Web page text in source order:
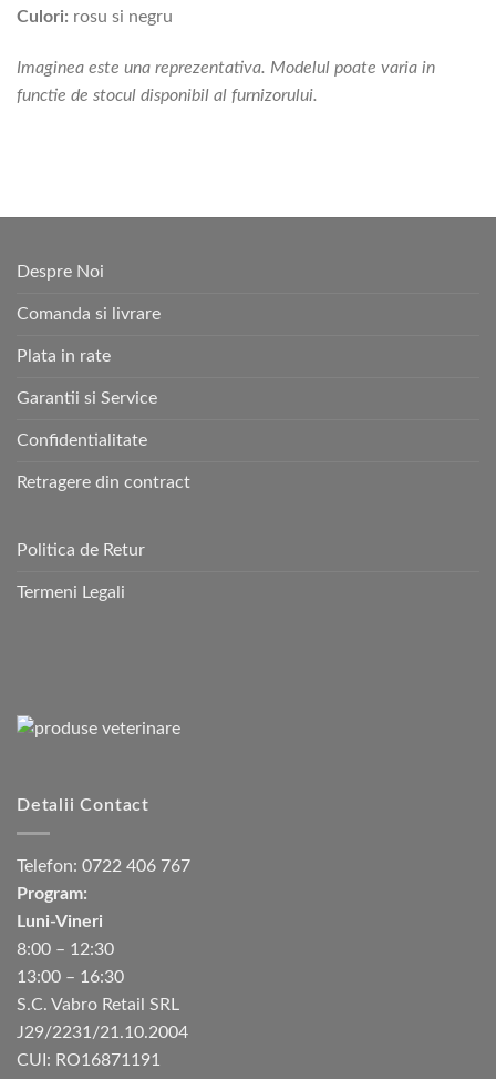
Culori: rosu si negru
Imaginea este una reprezentativa. Modelul poate varia in
functie de stocul disponibil al furnizorului.
Despre Noi
Comanda si livrare
Plata in rate
Garantii si Service
Confidentialitate
Retragere din contract
Politica de Retur
Termeni Legali
Detalii Contact
Telefon: 0722 406 767
Program:
Luni-Vineri
8:00 – 12:30
13:00 – 16:30
S.C. Vabro Retail SRL
J29/2231/21.10.2004
CUI: RO16871191